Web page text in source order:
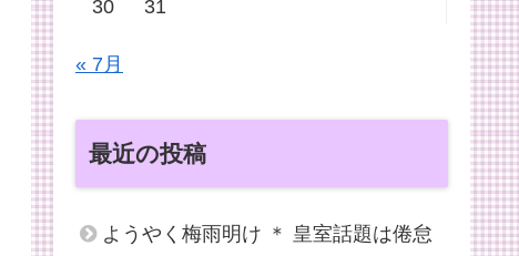
30
31
« 7月
最近の投稿
ようやく梅雨明け ＊ 皇室話題は倦怠